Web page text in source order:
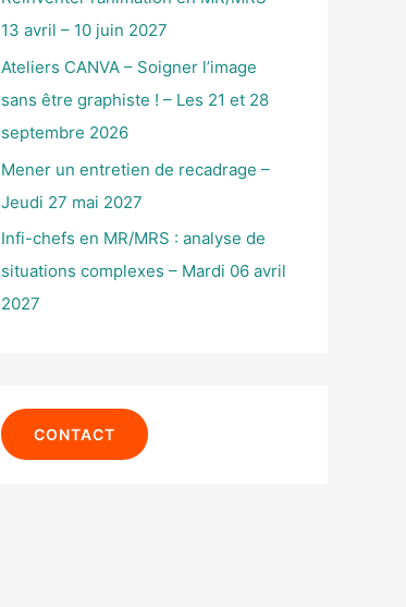
:
13 avril – 10 juin 2027
Ateliers CANVA – Soigner l’image
sans être graphiste ! – Les 21 et 28
septembre 2026
Mener un entretien de recadrage –
Jeudi 27 mai 2027
Infi-chefs en MR/MRS : analyse de
situations complexes – Mardi 06 avril
2027
CONTACT